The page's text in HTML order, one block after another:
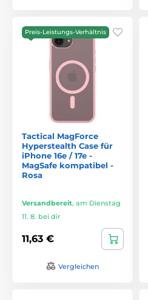
Preis-Leistungs-Verhältnis
Tactical MagForce
Hyperstealth Case für
iPhone 16e / 17e -
MagSafe kompatibel -
Rosa
Versandbereit, am Dienstag
11. 8. bei dir
11,63 €
Vergleichen